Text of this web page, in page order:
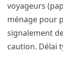
voyageurs
ménage pour
signalement
caution. Délai